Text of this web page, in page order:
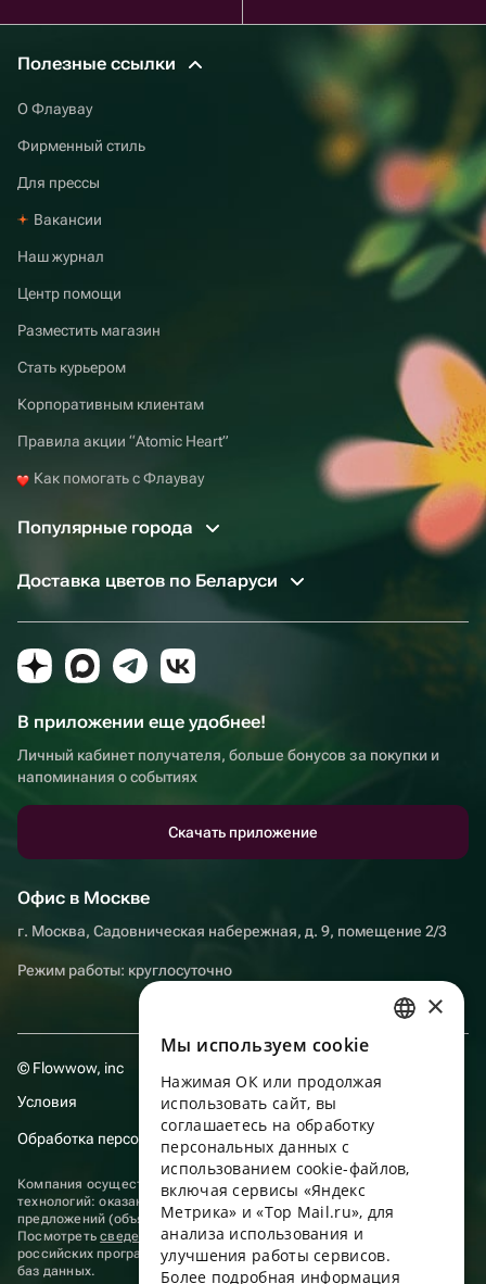
Полезные ссылки
О Флаувау
Фирменный стиль
Для прессы
Вакансии
Наш журнал
Центр помощи
Разместить магазин
Стать курьером
Корпоративным клиентам
Правила акции “Atomic Heart”
Как помогать с Флаувау
Популярные города
Доставка цветов по Беларуси
В приложении еще удобнее!
Личный кабинет получателя, больше бонусов за покупки и
напоминания о событиях
Скачать приложение
Офис в Москве
г. Москва, Садовническая набережная, д. 9, помещение 2/3
Режим работы: круглосуточно
© Flowwow, inc
Условия
Обработка персональных данных
Компания осуществляет деятельность в области информационных
технологий: оказание услуг в сети “Интернет” по размещению
предложений (объявлений) продавцов о реализации товаров.
Посмотретьсведения о программах, включенных в реестр
российских программ для электронных вычислительных машин и
баз данных.
ENGLISH
UKRAINIAN
PORTUGUESE
×
Мы используем сookie
Нажимая ОК или продолжая
использовать сайт, вы
соглашаетесь на обработку
персональных данных с
использованием cookie-файлов,
включая сервисы «Яндекс
Метрика» и «Top Mail.ru», для
анализа использования и
улучшения работы сервисов.
Более подробная информация